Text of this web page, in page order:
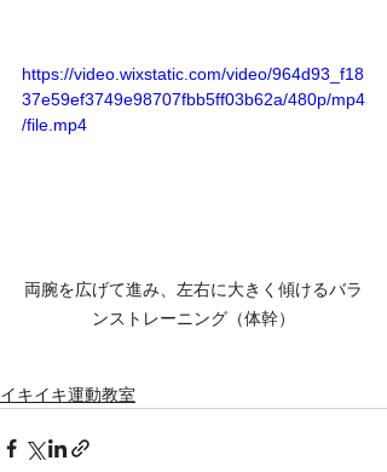
https://video.wixstatic.com/video/964d93_f18
37e59ef3749e98707fbb5ff03b62a/480p/mp4
/file.mp4
両腕を広げて進み、左右に大きく傾けるバラ
ンストレーニング（体幹）
イキイキ運動教室